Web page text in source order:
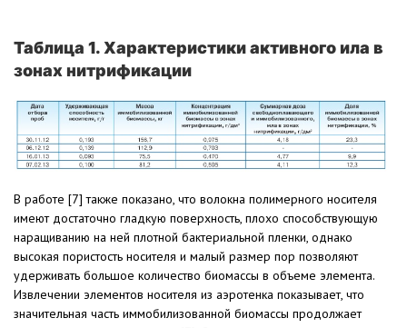
Таблица 1. Характеристики активного ила в
зонах нитрификации
В работе [7] также показано, что волокна полимерного носителя
имеют достаточно гладкую поверхность, плохо способствующую
наращиванию на ней плотной бактериальной пленки, однако
высокая пористость носителя и малый размер пор позволяют
удерживать большое количество биомассы в объеме элемента.
Извлечении элементов носителя из аэротенка показывает, что
значительная часть иммобилизованной биомассы продолжает